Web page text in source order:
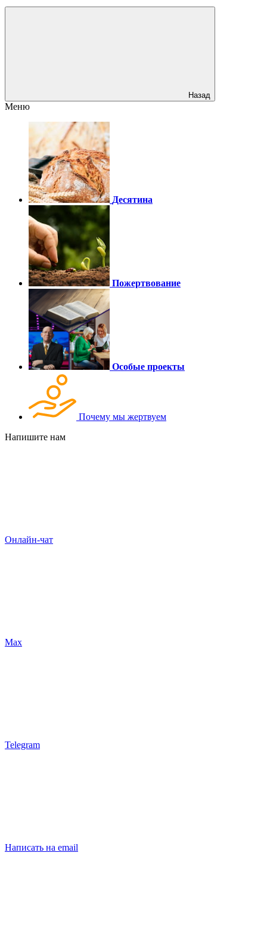
Назад
Меню
Десятина
Пожертвование
Особые проекты
Почему мы жертвуем
Напишите нам
Онлайн-чат
Max
Telegram
Написать на email